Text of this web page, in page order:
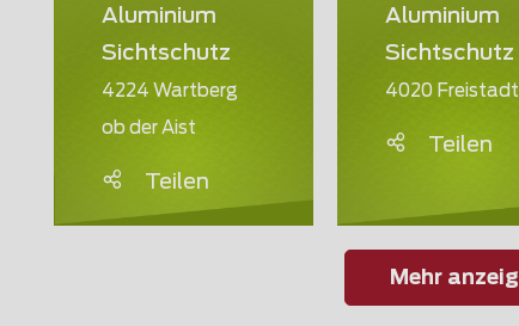
Aluminium
Sichtschutz
4224 Wartberg
ob der Aist
Teilen
Aluminium
Sichtschutz
4020 Freistadt
Teilen
Mehr